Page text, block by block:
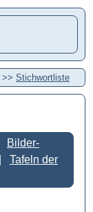
>> Stichwortliste
Bilder-
Tafeln der